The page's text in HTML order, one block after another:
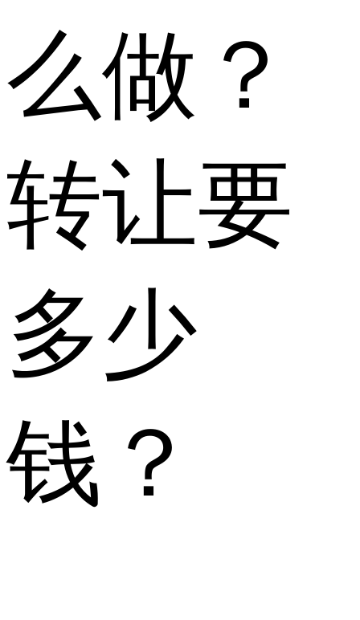
么做？
转让要
多少
钱？